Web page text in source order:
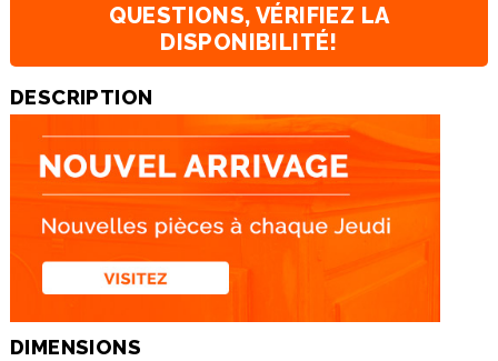
QUESTIONS, VÉRIFIEZ LA
DISPONIBILITÉ!
DESCRIPTION
DIMENSIONS